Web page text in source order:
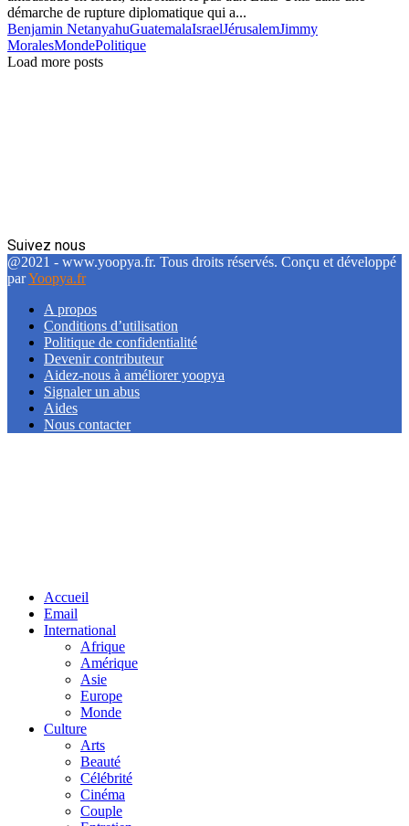
démarche de rupture diplomatique qui a...
Benjamin NetanyahuGuatemalaIsraelJérusalemJimmy
MoralesMondePolitique
Load more posts
Suivez nous
Facebook
Twitter
Linkedin
@2021 - www.yoopya.fr. Tous droits réservés. Conçu et développé
parYoopya.fr
A propos
Conditions d’utilisation
Politique de confidentialité
Devenir contributeur
Aidez-nous à améliorer yoopya
Signaler un abus
Aides
Nous contacter
Accueil
Email
International
Afrique
Amérique
Asie
Europe
Monde
Culture
Arts
Beauté
Célébrité
Cinéma
Couple